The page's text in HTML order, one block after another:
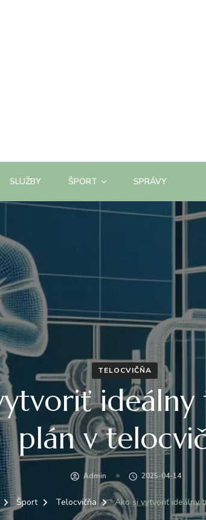
SLUŽBY ŠPORT SPRÁVY
TELOCVIČŇA
plán v
Admin 2025-04-14
Šport Telocvičňa Ako si vytvoriť ideálny